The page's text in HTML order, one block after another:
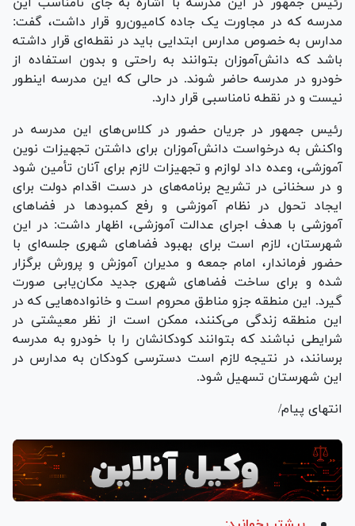
مدرسه که در مجاورت یک جاده کامیون‌رو قرار داشت، گفت:
مدارس به خصوص مدارس ابتدایی باید در نقطه‌ای قرار داشته
باشد که دانش‌آموزان بتوانند به راحتی و بدون استفاده از
خودرو در مدرسه حاضر شوند. در حالی که این مدرسه اینطور
نیست و در نقطه نامناسبی قرار دارد.
رئیس جمهور در جریان حضور در کلاس‌های این مدرسه در
واکنش به درخواست دانش‌آموزان برای داشتن تجهیزات نوین
آموزشی، وعده داد لوازم و تجهیزات لازم برای آنان تأمین شود
و در سخنانی در تشریح برنامه‌های در دست اقدام دولت برای
ایجاد تحول در نظام آموزشی و رفع کمبود‌ها در فضا‌های
آموزشی با هدف اجرای عدالت آموزشی، اظهار داشت: در این
شهرستان، لازم است برای بهبود فضا‌های شهری جلسه‌ای با
حضور فرماندار، امام جمعه و مدیران آموزش و پرورش برگزار
شده و برای ساخت فضا‌های شهری جدید مکان‌یابی صورت
گیرد. این منطقه جزو مناطق محروم است و خانواده‌هایی که در
این منطقه زندگی می‌کنند، ممکن است از نظر معیشتی در
شرایطی نباشند که بتوانند کودکانشان را با خودرو به مدرسه
برسانند، در نتیجه لازم است دسترسی کودکان به مدارس در
این شهرستان تسهیل شود.
انتهای پیام/